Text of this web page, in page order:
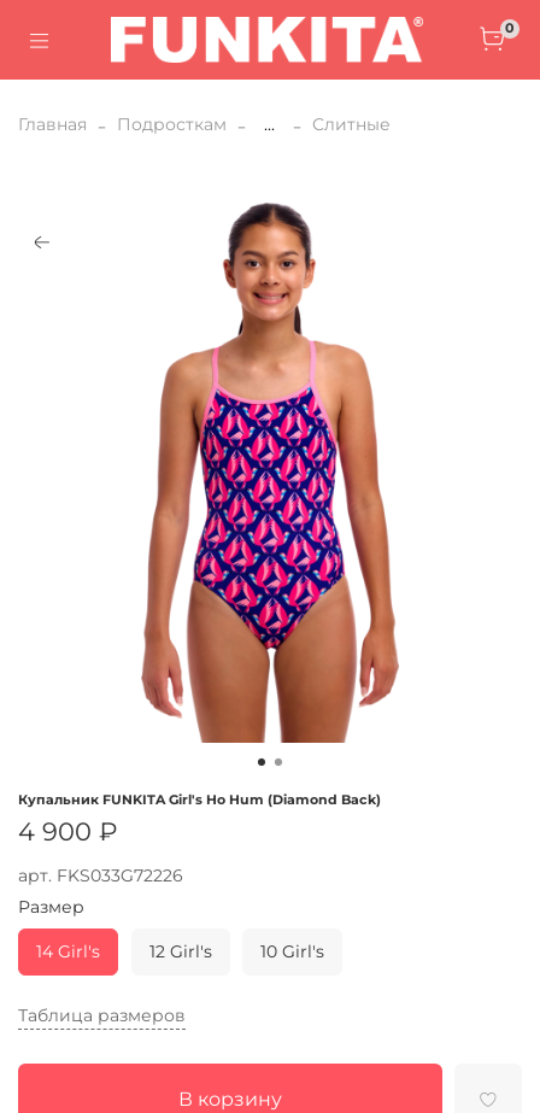
0
Главная Подросткам ... Слитные
арт. FKS033G72226
Купальник FUNKITA Girl's Ho Hum (Diamond Back)
4 900 ₽
Таблица размеров
В корзину
Размер
14 Girl's 12 Girl's 10 Girl's